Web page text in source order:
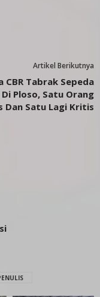
Artikel Berikutnya
CBR Tabrak Sepeda
Ploso, Satu Orang
Dan Satu Lagi Kritis